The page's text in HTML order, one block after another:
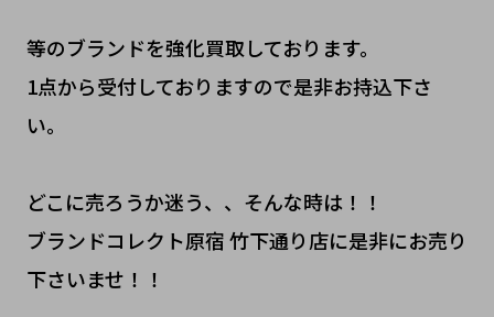
等のブランドを強化買取しております。
1点から受付しておりますので是非お持込下さ
い。
どこに売ろうか迷う、、そんな時は！！
ブランドコレクト原宿 竹下通り店に是非にお売り
下さいませ！！